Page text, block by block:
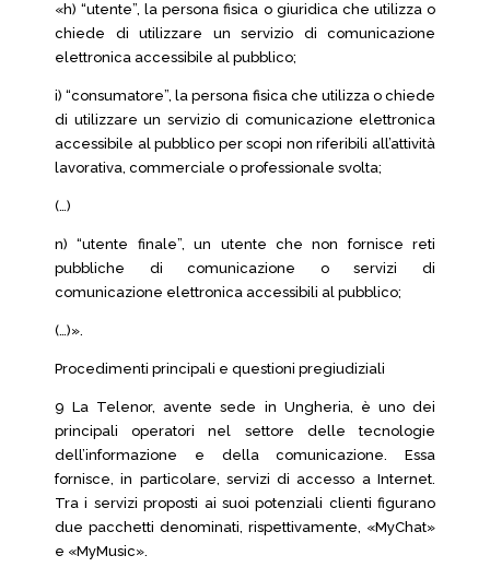
«h) “utente”, la persona fisica o giuridica che utilizza o
chiede di utilizzare un servizio di comunicazione
elettronica accessibile al pubblico;
i) “consumatore”, la persona fisica che utilizza o chiede
di utilizzare un servizio di comunicazione elettronica
accessibile al pubblico per scopi non riferibili all’attività
lavorativa, commerciale o professionale svolta;
(…)
n) “utente finale”, un utente che non fornisce reti
pubbliche di comunicazione o servizi di
comunicazione elettronica accessibili al pubblico;
(…)».
Procedimenti principali e questioni pregiudiziali
9 La Telenor, avente sede in Ungheria, è uno dei
principali operatori nel settore delle tecnologie
dell’informazione e della comunicazione. Essa
fornisce, in particolare, servizi di accesso a Internet.
Tra i servizi proposti ai suoi potenziali clienti figurano
due pacchetti denominati, rispettivamente, «MyChat»
e «MyMusic».